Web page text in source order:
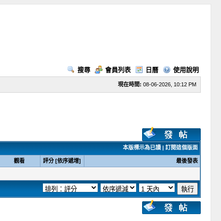
搜尋 會員列表 日曆 使用說明
現在時間: 08-06-2026, 10:12 PM
本版標示為已讀| 訂閱這個版面
觀看 評分 [依序遞增] 最後發表